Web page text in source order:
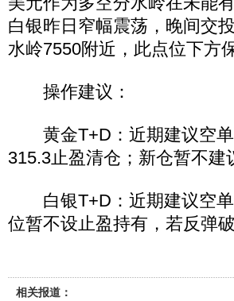
白银昨日窄幅震荡，晚间交
水岭7550附近，此点位下方
操作建议：
黄金T+D：近期建议空单
315.3止盈清仓；新仓暂不建
白银T+D：近期建议空单
位暂不设止盈持有，若反弹
相关报道：